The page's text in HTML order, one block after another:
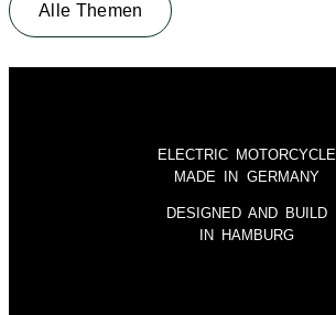
Alle Themen
ELECTRIC MOTORCYCLE
MADE IN GERMANY
DESIGNED AND BUILD
IN HAMBURG